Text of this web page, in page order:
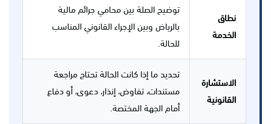
نطاق
الخدمة
توضيح الصلة بين محامي جرائم مالية
بالرياض وبين الإجراء القانوني المناسب
للحالة.
الاستشارة
القانونية
تحديد ما إذا كانت الحالة تحتاج مراجعة
مستندات، تفاوض، إنذار، دعوى، أو دفاع
أمام الجهة المختصة.